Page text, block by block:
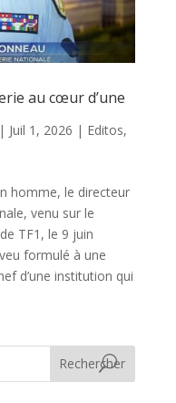
au cœur d’une
| Juil 1, 2026 | Editos,
homme, le directeur
venu sur le
TF1, le 9 juin
formulé à une
d’une institution qui
Rechercher